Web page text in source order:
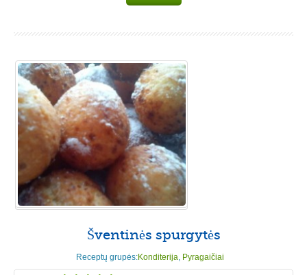
Šventinės spurgytės
Receptų grupės:Konditerija, Pyragaičiai